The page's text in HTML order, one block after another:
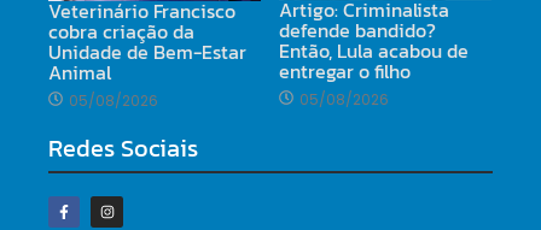
Veterinário Francisco
cobra criação da
Unidade de Bem-Estar
Animal
05/08/2026
Artigo: Criminalista
defende bandido?
Então, Lula acabou de
entregar o filho
05/08/2026
Redes Sociais